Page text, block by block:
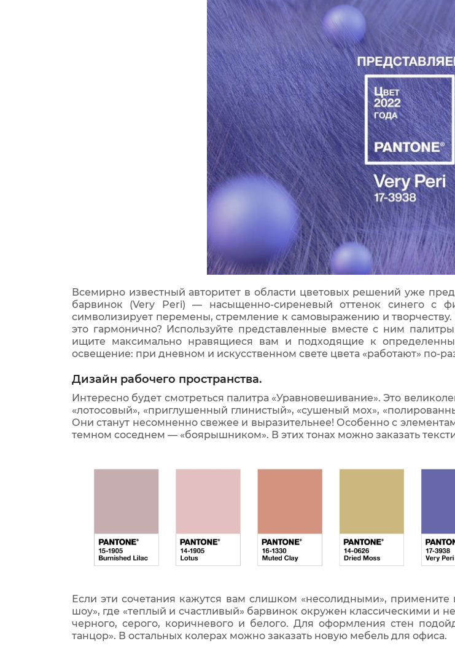
Всемирно известный авторитет в области цветовых решений уже
барвинок (Very Peri) — насыщенно-сиреневый оттенок синего с
символизирует перемены, стремление к самовыражению и
это гармонично? Используйте представленные вместе с ним
ищите максимально нравящиеся вам и подходящие к
освещение: при дневном и искусственном свете цвета «работают» по-
Дизайн рабочего пространства.
Интересно будет смотреться палитра «Уравновешивание». Это
«лотосовый», «приглушенный глинистый», «сушеный мох»,
Они станут несомненно свежее и выразительнее! Особенно с
темном соседнем — «боярышником». В этих тонах можно заказать
Если эти сочетания кажутся вам слишком «несолидными»,
шоу», где «теплый и счастливый» барвинок окружен классическими
черного, серого, коричневого и белого. Для оформления стен
танцор». В остальных колерах можно заказать новую мебель для офиса.